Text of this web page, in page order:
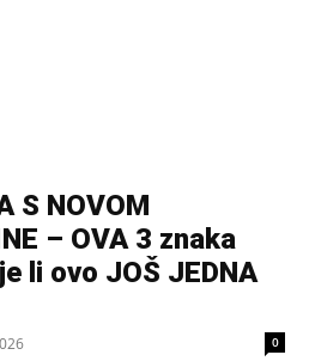
S NOVOM
– OVA 3 znaka
li ovo JOŠ JEDNA
0